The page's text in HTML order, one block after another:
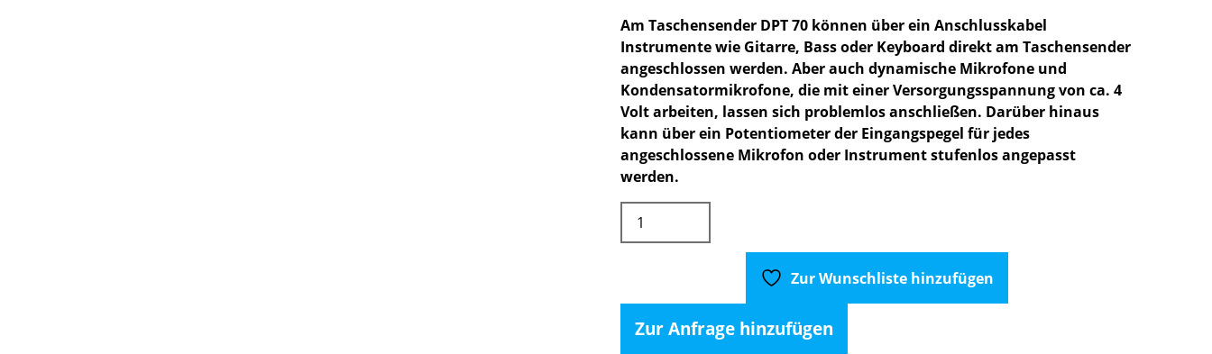
Am Taschensender DPT 70 können über ein Anschlusskabel
Instrumente wie Gitarre, Bass oder Keyboard direkt am Taschensender
angeschlossen werden. Aber auch dynamische Mikrofone und
Kondensatormikrofone, die mit einer Versorgungsspannung von ca. 4
Volt arbeiten, lassen sich problemlos anschließen. Darüber hinaus
kann über ein Potentiometer der Eingangspegel für jedes
angeschlossene Mikrofon oder Instrument stufenlos angepasst
werden.
DSR70
Case
Menge
Zur Wunschliste hinzufügen
Zur Anfrage hinzufügen